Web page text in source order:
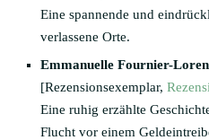
Eine spannende und
verlassene Orte.
Emmanuelle Fournier-
[Rezensionsexemplar,
Eine ruhig erzählte
Flucht vor einem